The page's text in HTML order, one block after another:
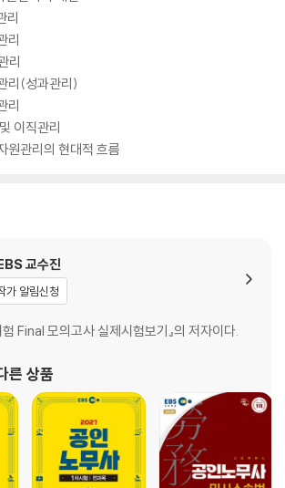
리
리
리
리(성과관리)
리
이직관리
관리의 현대적 흐름
교수진
가 알림신청
험 Final 모의고사 실제시험보기』의 저자이다.
른 상품